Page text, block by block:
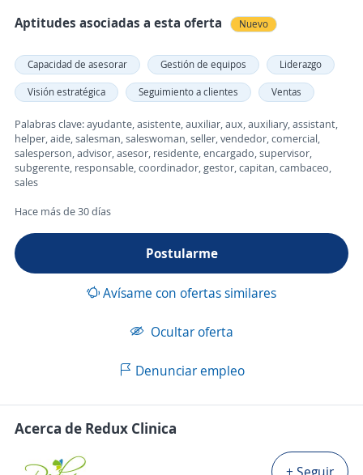
Aptitudes asociadas a esta oferta
Nuevo
Capacidad de asesorar Gestión de equipos
Liderazgo
Visión estratégica
Seguimiento a clientes Ventas
Palabras clave: ayudante, asistente, auxiliar, aux, auxiliary, assistant,
helper, aide, salesman, saleswoman, seller, vendedor, comercial,
salesperson, advisor, asesor, residente, encargado, supervisor,
subgerente, responsable, coordinador, gestor, capitan, cambaceo,
sales
Hace más de 30 días
Postularme
Avísame con ofertas similares
Ocultar oferta
Denunciar empleo
Acerca de Redux Clinica